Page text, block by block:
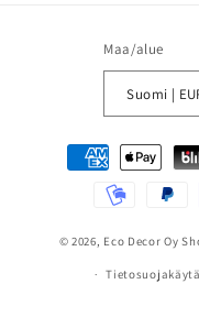
Maa/alue
Maksutavat
© 2026, Eco Decor Oy